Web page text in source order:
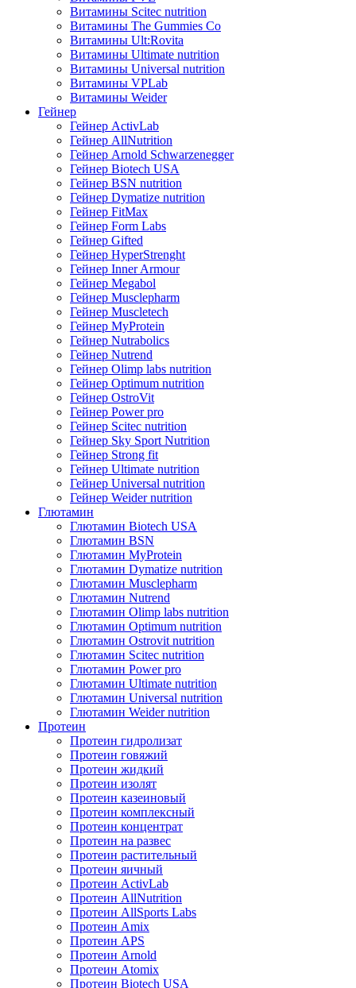
Витамины Scitec nutrition
Витамины The Gummies Co
Витамины Ult:Rovita
Витамины Ultimate nutrition
Витамины Universal nutrition
Витамины VPLab
Витамины Weider
Гейнер
Гейнер ActivLab
Гейнер AllNutrition
Гейнер Arnold Schwarzenegger
Гейнер Biotech USA
Гейнер BSN nutrition
Гейнер Dymatize nutrition
Гейнер FitMax
Гейнер Form Labs
Гейнер Gifted
Гейнер HyperStrenght
Гейнер Inner Armour
Гейнер Megabol
Гейнер Musclepharm
Гейнер Muscletech
Гейнер MyProtein
Гейнер Nutrabolics
Гейнер Nutrend
Гейнер Olimp labs nutrition
Гейнер Optimum nutrition
Гейнер OstroVit
Гейнер Power pro
Гейнер Scitec nutrition
Гейнер Sky Sport Nutrition
Гейнер Strong fit
Гейнер Ultimate nutrition
Гейнер Universal nutrition
Гейнер Weider nutrition
Глютамин
Глютамин Biotech USA
Глютамин BSN
Глютамин MyProtein
Глютамин Dymatize nutrition
Глютамин Musclepharm
Глютамин Nutrend
Глютамин Olimp labs nutrition
Глютамин Optimum nutrition
Глютамин Ostrovit nutrition
Глютамин Scitec nutrition
Глютамин Power pro
Глютамин Ultimate nutrition
Глютамин Universal nutrition
Глютамин Weider nutrition
Протеин
Протеин гидролизат
Протеин говяжий
Протеин жидкий
Протеин изолят
Протеин казеиновый
Протеин комплексный
Протеин концентрат
Протеин на развес
Протеин растительный
Протеин яичный
Протеин ActivLab
Протеин AllNutrition
Протеин AllSports Labs
Протеин Amix
Протеин APS
Протеин Arnold
Протеин Atomix
Протеин Biotech USA